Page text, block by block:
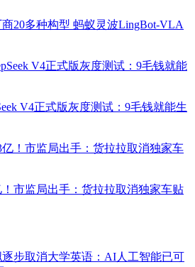
20多种构型 蚂蚁灵波LingBot-VLA
V4正式版灰度测试：9毛钱就能生
市监局出手：货拉拉取消独家车贴